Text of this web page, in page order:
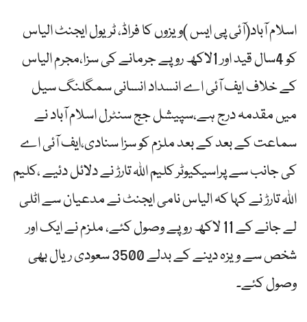
اسلام آباد(آئی پی ایس )ویزوں کا فراڈ، ٹریول ایجنٹ الیاس
کو 4سال قید اور 1لاکھ روپے جرمانے کی سزا،مجرم الیاس
کے خلاف ایف آئی اے انسداد انسانی سمگلنگ سیل
میں مقدمہ درج ہے،سپیشل جج سنٹرل اسلام آباد نے
سماعت کے بعد کے بعد ملزم کو سزا سنادی،ایف آئی اے
کی جانب سے پراسیکیوٹر کلیم اللہ تارڑ نے دلائل دئیے ،کلیم
اللہ تارڑ نے کہا کہ الیاس نامی ایجنٹ نے مدعیان سے اٹلی
لے جانے کے 11 لاکھ روپے وصول کئے، ملزم نے ایک اور
شخص سے ویزہ دینے کے بدلے 3500 سعودی ریال بھی
وصول کئے۔